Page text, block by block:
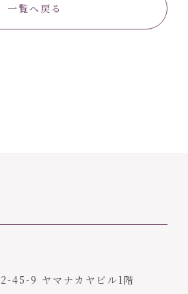
一覧へ戻る
45-9 ヤマナカヤビル1階